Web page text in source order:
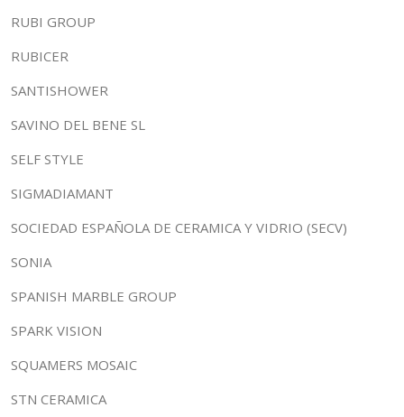
RUBI GROUP
RUBICER
SANTISHOWER
SAVINO DEL BENE SL
SELF STYLE
SIGMADIAMANT
SOCIEDAD ESPAÑOLA DE CERAMICA Y VIDRIO (SECV)
SONIA
SPANISH MARBLE GROUP
SPARK VISION
SQUAMERS MOSAIC
STN CERAMICA